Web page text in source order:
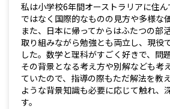
私は小学校6年間オーストラリアに住
ではなく国際的なものの見方や多様な
また、日本に帰ってからはふたつの部
取り組みながら勉強とも両立し、現役
した。数学と理科がすごく好きで、問
その背景となる考え方や別解なども考
ていたので、指導の際もただ解法を教
ような背景知識も必要に応じて触れ、
す。